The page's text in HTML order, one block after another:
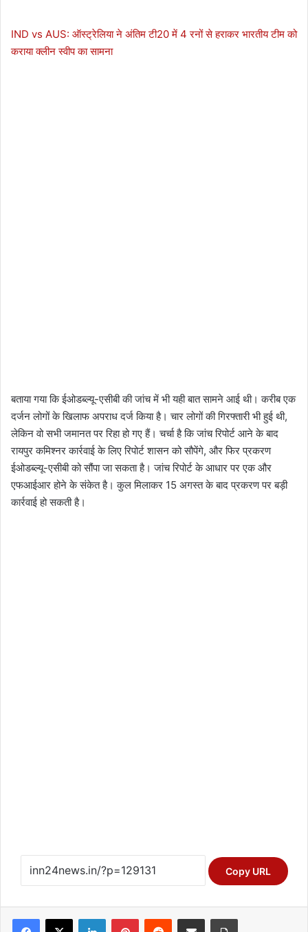
IND vs AUS: ऑस्ट्रेलिया ने अंतिम टी20 में 4 रनों से हराकर भारतीय टीम को
कराया क्लीन स्वीप का सामना
बताया गया कि ईओडब्ल्यू-एसीबी की जांच में भी यही बात सामने आई थी। करीब एक
दर्जन लोगों के खिलाफ अपराध दर्ज किया है। चार लोगों की गिरफ्तारी भी हुई थी,
लेकिन वो सभी जमानत पर रिहा हो गए हैं। चर्चा है कि जांच रिपोर्ट आने के बाद
रायपुर कमिश्नर कार्रवाई के लिए रिपोर्ट शासन को सौपेंगे, और फिर प्रकरण
ईओडब्ल्यू-एसीबी को सौंपा जा सकता है। जांच रिपोर्ट के आधार पर एक और
एफआईआर होने के संकेत है। कुल मिलाकर 15 अगस्त के बाद प्रकरण पर बड़ी
कार्रवाई हो सकती है।
Copy URL
Facebook
X LinkedInPinterestReddit Share via Email Print